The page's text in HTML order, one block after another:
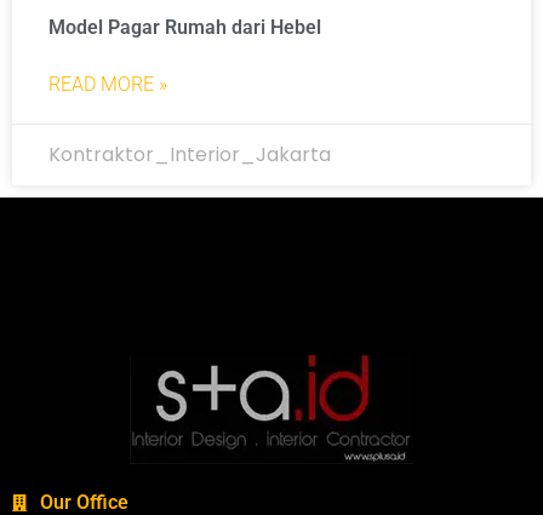
Model Pagar Rumah dari Hebel
READ MORE »
Kontraktor_Interior_Jakarta
Our Office